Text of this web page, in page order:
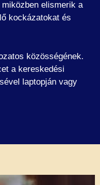
elismerik a
kockázatokat és
közösségének.
a kereskedési
laptopján vagy